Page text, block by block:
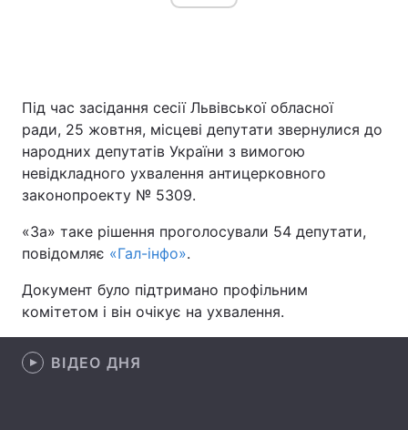
Україна
Економіка Світ
Техно і зв'язок
Під час засідання сесії Львівської обласної
ради, 25 жовтня, місцеві депутати звернулися до
народних депутатів України з вимогою
невідкладного ухвалення антицерковного
законопроекту № 5309.
«За» таке рішення проголосували 54 депутати,
повідомляє «Гал-інфо».
Документ було підтримано профільним
комітетом і він очікує на ухвалення.
ВІДЕО ДНЯ